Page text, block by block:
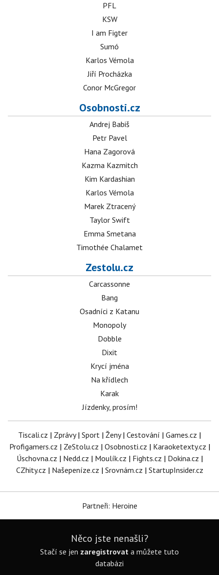
PFL
KSW
I am Figter
Sumó
Karlos Vémola
Jiří Procházka
Conor McGregor
Osobnosti.cz
Andrej Babiš
Petr Pavel
Hana Zagorová
Kazma Kazmitch
Kim Kardashian
Karlos Vémola
Marek Ztracený
Taylor Swift
Emma Smetana
Timothée Chalamet
Zestolu.cz
Carcassonne
Bang
Osadníci z Katanu
Monopoly
Dobble
Dixit
Krycí jména
Na křídlech
Karak
Jízdenky, prosím!
Tiscali.cz | Zprávy| Sport | Ženy| Cestování | Games.cz |
Profigamers.cz | ZeStolu.cz | Osobnosti.cz | Karaoketexty.cz |
Úschovna.cz | Nedd.cz | Moulík.cz | Fights.cz | Dokina.cz |
CZhity.cz | Našepeníze.cz | Srovnám.cz | StartupInsider.cz
Partneři: Heroine
Něco jste nenašli?
Stačí se jen zaregistrovat a můžete tuto
databázi